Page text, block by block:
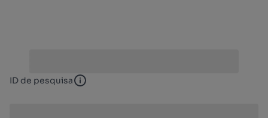
ID de pesquisa ID de pesquisa